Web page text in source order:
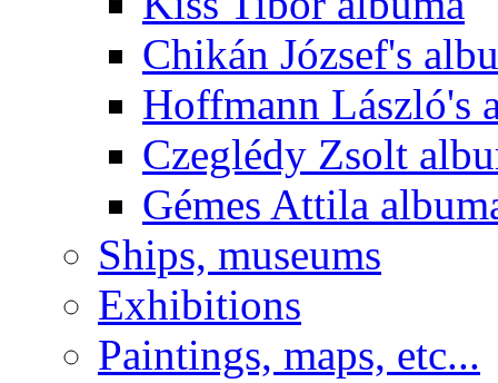
Chikán József's
Hoffmann László's
Czeglédy Zsolt
Gémes Attila
Ships, museums
Exhibitions
Paintings, maps, etc...